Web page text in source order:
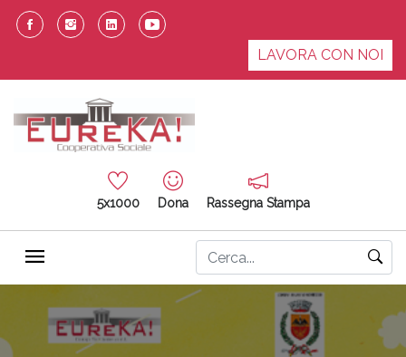
LAVORA CON NOI
5x1000 Dona Rassegna Stampa